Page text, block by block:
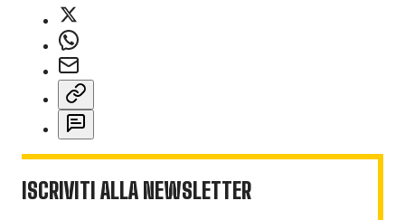
ISCRIVITI ALLA NEWSLETTER